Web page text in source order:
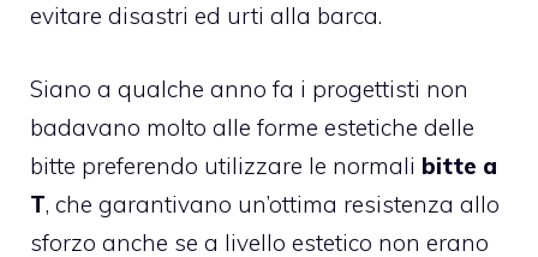
evitare disastri ed urti alla barca.
Siano a qualche anno fa i progettisti non
badavano molto alle forme estetiche delle
bitte preferendo utilizzare le normali bitte a
T, che garantivano un’ottima resistenza allo
sforzo anche se a livello estetico non erano